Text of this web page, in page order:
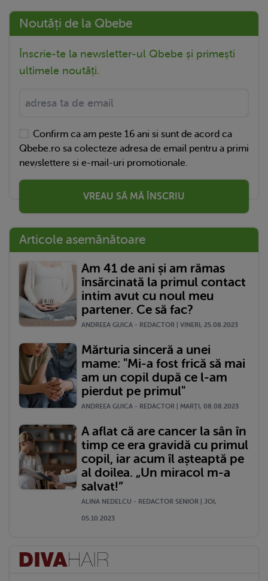
Noutăți de la Qbebe
Înscrie-te la newsletter-ul Qbebe și primești
ultimele noutăți.
Confirm ca am peste 16 ani si sunt de acord ca
Qbebe.ro sa colecteze adresa de email pentru a primi
newslettere si e-mail-uri promotionale.
VREAU SĂ MĂ ÎNSCRIU
Articole asemănătoare
Am 41 de ani și am rămas
însărcinată la primul contact
intim avut cu noul meu
partener. Ce să fac?
ANDREEA GUICA - REDACTOR | VINERI, 25.08.2023
Mărturia sinceră a unei
mame: "Mi-a fost frică să mai
am un copil după ce l-am
pierdut pe primul"
ANDREEA GUICA - REDACTOR | MARŢI, 08.08.2023
A aflat că are cancer la sân în
timp ce era gravidă cu primul
copil, iar acum îl așteaptă pe
al doilea. „Un miracol m-a
salvat!”
ALINA NEDELCU - REDACTOR SENIOR | JOI,
05.10.2023